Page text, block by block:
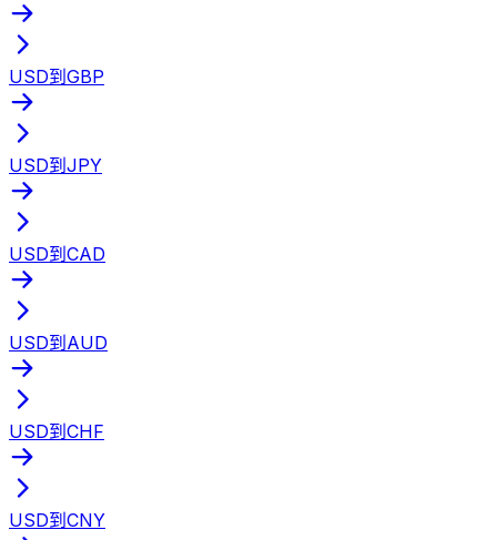
USD到GBP
USD到JPY
USD到CAD
USD到AUD
USD到CHF
USD到CNY